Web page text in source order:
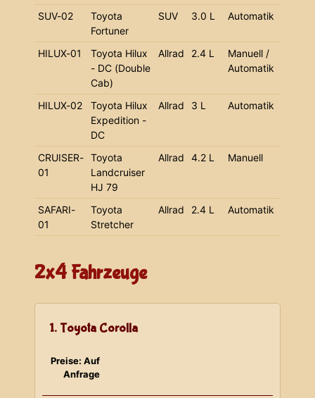
SUV-02
Toyota
Fortuner
SUV 3.0 L Automatik
HILUX-01
Toyota Hilux
- DC (Double
Cab)
Allrad 2.4 L
Manuell /
Automatik
HILUX-02
Toyota Hilux
Expedition -
DC
Allrad 3 L Automatik
CRUISER-
01
Toyota
Landcruiser
HJ 79
Allrad 4.2 L Manuell
SAFARI-
01
Toyota
Stretcher
Allrad 2.4 L Automatik
2x4 Fahrzeuge
1. Toyota Corolla
Preise: Auf
Anfrage